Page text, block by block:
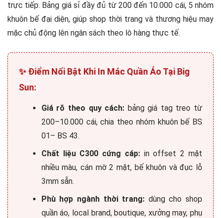
trực tiếp. Bảng giá sỉ đầy đủ từ 200 đến 10.000 cái, 5 nhóm
khuôn bế đại diện, giúp shop thời trang và thương hiệu may
mặc chủ động lên ngân sách theo lô hàng thực tế.
✨ Điểm Nổi Bật Khi In Mác Quần Áo Tại Big
Sun:
Giá rõ theo quy cách: bảng giá tag treo từ
200–10.000 cái, chia theo nhóm khuôn bế BS
01– BS 43.
Chất liệu C300 cứng cáp:in offset 2 mặt
nhiều màu, cán mờ 2 mặt, bế khuôn và đục lỗ
3mm sẵn.
Phù hợp ngành thời trang: dùng cho shop
quần áo, local brand, boutique, xưởng may, phụ